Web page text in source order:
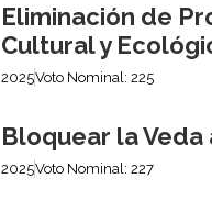
Eliminación de
Cultural y
2025Voto Nominal: 225
Bloquear la Veda
2025Voto Nominal: 227